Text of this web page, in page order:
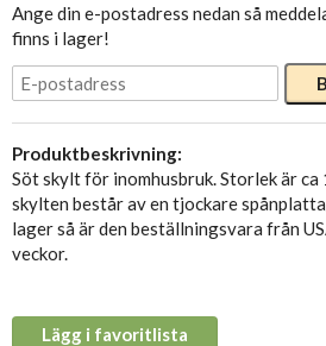
Ange din e-postadress nedan så
finns i lager!
Produktbeskrivning:
Söt skylt för inomhusbruk. Storlek är ca
skylten består av en tjockare
lager så är den beställningsvara från
veckor.
Lägg i favoritlista